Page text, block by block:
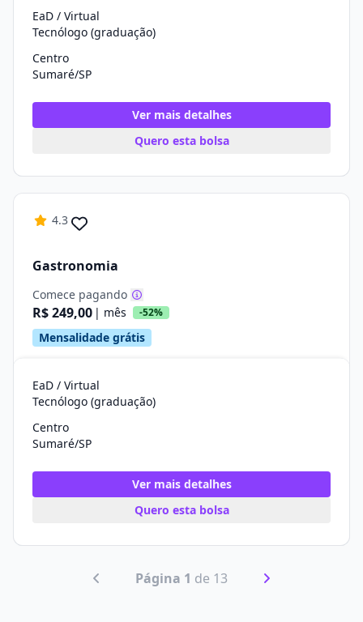
EaD / Virtual
Tecnólogo (graduação)
Centro
Sumaré/SP
Ver mais detalhes
Quero esta bolsa
4.3
Gastronomia
Comece pagando
R$ 249,00 | mês -52%
Mensalidade grátis
EaD / Virtual
Tecnólogo (graduação)
Centro
Sumaré/SP
Ver mais detalhes
Quero esta bolsa
Página 1 de 13